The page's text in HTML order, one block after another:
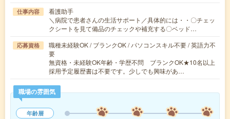
仕事内容
看護助手
＼病院で患者さんの生活サポート／具体的には・・〇チェッ
クシートを見て備品のチェックや補充する〇ベッド…
応募資格
職種未経験OK / ブランクOK / パソコンスキル不要 / 英語力不
要
無資格・未経験OK年齢・学歴不問 ブランクOK★10名以上
採用予定履歴書は不要です。少しでも興味があ…
職場の雰囲気
年齢層